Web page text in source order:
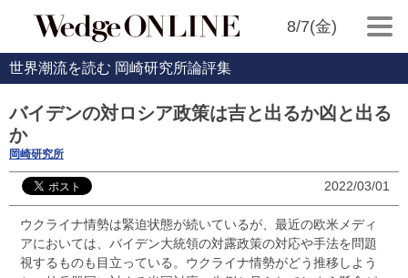
8/7(金)
世界潮流を読む 岡崎研究所論評集
バイデンの対ロシア政策は吉と出るか凶と出る
か
岡崎研究所
2022/03/01
ウクライナ情勢は緊迫状態が続いているが、最近の欧米メディ
アにおいては、バイデン大統領の対露政策の対応や手法を問題
視するものも目立っている。ウクライナ情勢がどう推移しよう